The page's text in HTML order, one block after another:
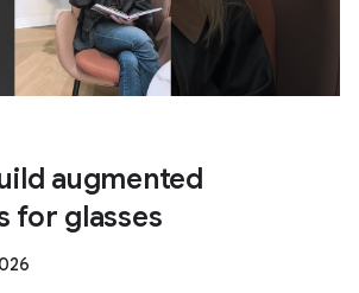
augmented
for glasses